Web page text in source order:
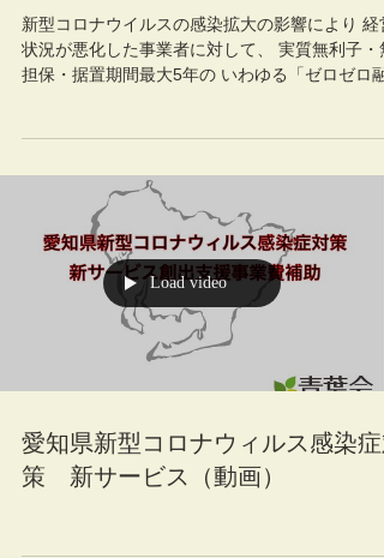
新型コロナウイルスの感染拡大の影響により 経
状況が悪化した事業者に対して、 実質無利子・
担保・据置期間最大5年の いわゆる「ゼロゼロ融
Load video
愛知県新型コロナウィルス感染症
策 新サービス（動画）